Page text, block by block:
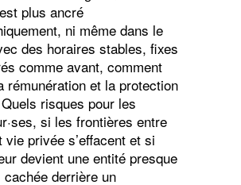
plus ancré
ni même dans le
des horaires stables, fixes
comme avant, comment
rémunération et la protection
risques pour les
si les frontières entre
vie privée s’effacent et si
devient une entité presque
derrière un